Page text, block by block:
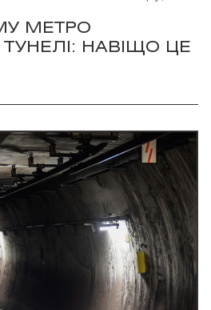
МЕТРО
НАВІЩО ЦЕ